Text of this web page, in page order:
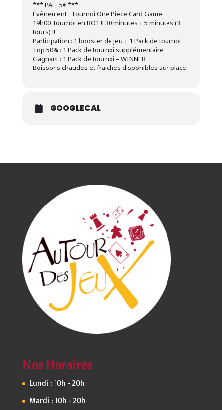
*** PAF : 5€ ***
Évènement : Tournoi One Piece Card Game
19h00 Tournoi en BO1 !! 30 minutes + 5 minutes (3
tours) !!
Participation : 1 booster de jeu + 1 Pack de tournoi
Top 50% : 1 Pack de tournoi supplémentaire
Gagnant : 1 Pack de tournoi – WINNER
Boissons chaudes et fraiches disponibles sur place.
GOOGLECAL
Nos Horaires
Lundi : 10h - 20h
Mardi : 10h - 20h